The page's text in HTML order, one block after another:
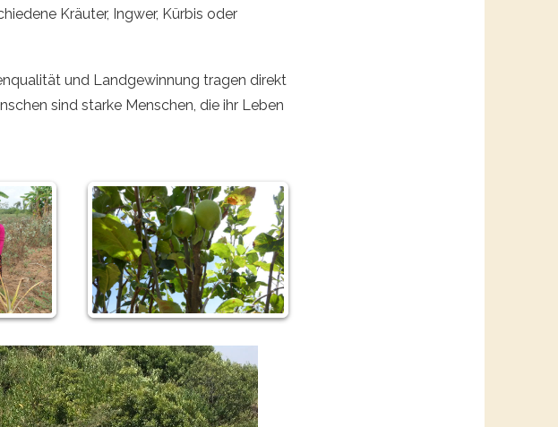
Kräuter, Ingwer, Kürbis oder
und Landgewinnung tragen direkt
sind starke Menschen, die ihr Leben